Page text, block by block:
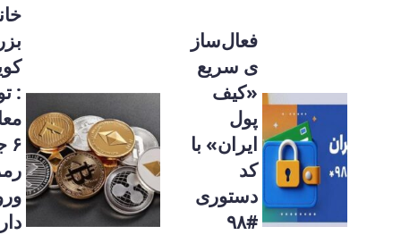
فعال‌ساز
ی سریع
«کیف
پول
ایران» با
کد
دستوری
#۹۸
خانه‌تکانی
بزرگ در
کوین‌بیس
: توقف
معاملات
۶ جفت
رمزارز و
ورود ۳
دارایی